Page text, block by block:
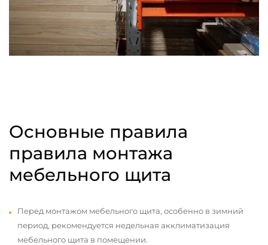
Основные правила
правила монтажа
мебельного щита
Перед монтажом мебельного щита, особенно в зимний
период, рекомендуется недельная акклиматизация
мебельного щита в помещении.